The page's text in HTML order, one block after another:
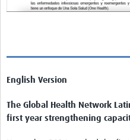
English Version
The Global Health Network
first year strengthening